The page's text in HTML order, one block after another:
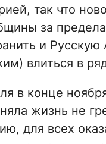
так что
за
и
влиться в
в конце
жизнь не
для всех